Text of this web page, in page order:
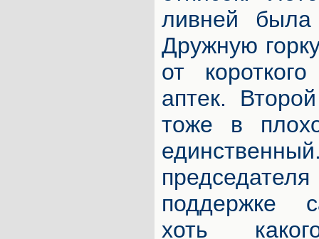
ливней
Дружную
от
аптек.
тоже в
поддержке
хоть